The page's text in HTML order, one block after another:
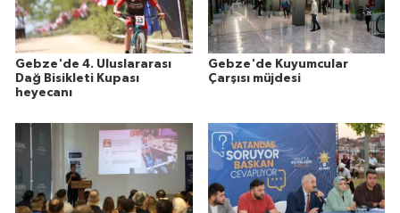
Gebze'de 4. Uluslararası
Dağ Bisikleti Kupası
heyecanı
Gebze'de Kuyumcular
Çarşısı müjdesi